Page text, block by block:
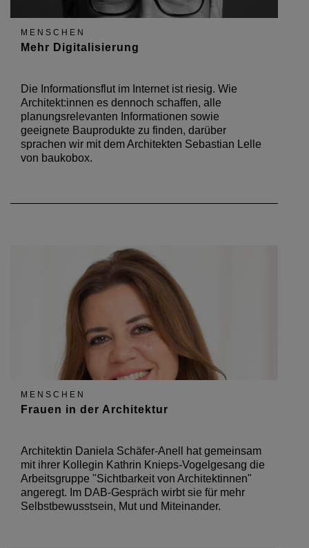
MENSCHEN
Mehr Digitalisierung
Die Informationsflut im Internet ist riesig. Wie
Architekt:innen es dennoch schaffen, alle
planungsrelevanten Informationen sowie
geeignete Bauprodukte zu finden, darüber
sprachen wir mit dem Architekten Sebastian Lelle
von baukobox.
MENSCHEN
Frauen in der Architektur
Architektin Daniela Schäfer-Anell hat gemeinsam
mit ihrer Kollegin Kathrin Knieps-Vogelgesang die
Arbeitsgruppe "Sichtbarkeit von Architektinnen"
angeregt. Im DAB-Gespräch wirbt sie für mehr
Selbstbewusstsein, Mut und Miteinander.